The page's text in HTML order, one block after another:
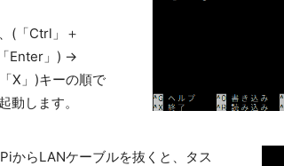
(「Ctrl」＋
Enter」) →
X」)キーの順で
動します。
からLANケーブルを抜くと、タス